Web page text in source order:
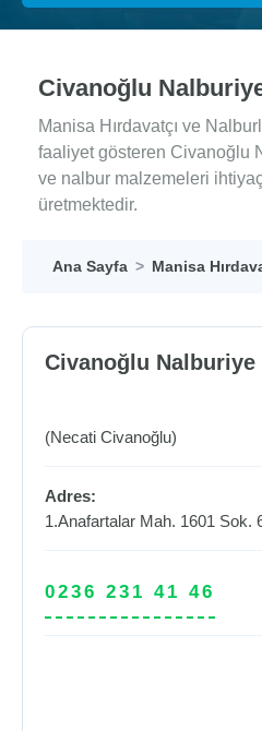
Civanoğlu
Manisa Hırdavatçı ve
faaliyet gösteren Civanoğlu
ve nalbur malzemeleri
üretmektedir.
Ana Sayfa Manisa
Civanoğlu Nalburiye
(Necati Civanoğlu)
Adres:
1.Anafartalar Mah. 1601 Sok.
0236 231 41 46